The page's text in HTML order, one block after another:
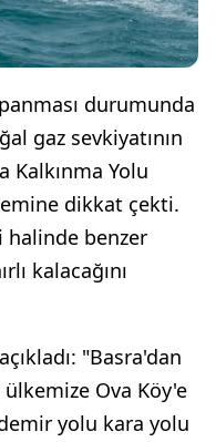
durumunda
gaz sevkiyatının
Kalkınma Yolu
dikkat çekti.
halinde benzer
kalacağını
"Basra'dan
ülkemize Ova Köy'e
yolu kara yolu